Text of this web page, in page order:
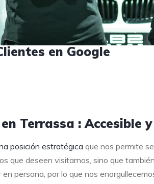
en Google
Terrassa : Accesible
posición estratégica que nos permite
que deseen visitarnos, sino que
persona, por lo que nos